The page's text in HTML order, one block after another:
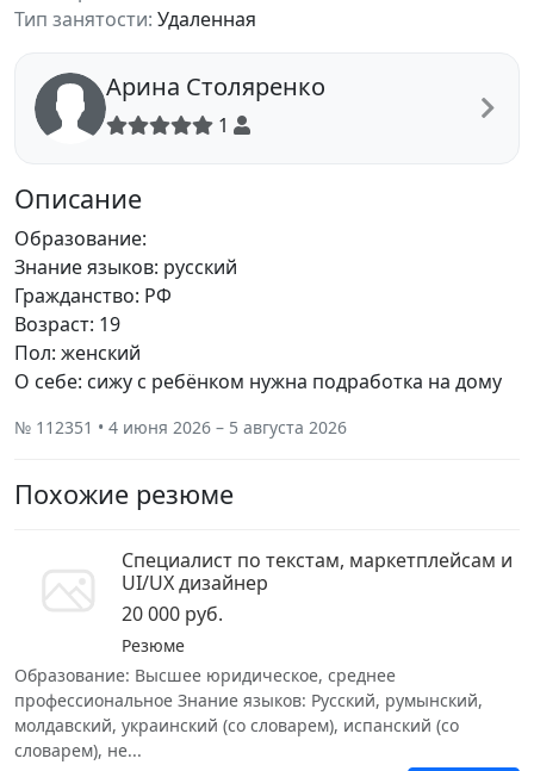
Тип занятости: Удаленная
Арина Столяренко
1
Описание
Образование:
Знание языков: русский
Гражданство: РФ
Возраст: 19
Пол: женский
О себе: сижу с ребёнком нужна подработка на дому
№ 112351 • 4 июня 2026 – 5 августа 2026
Похожие резюме
Специалист по текстам, маркетплейсам и
UI/UX дизайнер
20 000 руб.
Резюме
Образование: Высшее юридическое, среднее
профессиональное Знание языков: Русский, румынский,
молдавский, украинский (со словарем), испанский (со
словарем), не...